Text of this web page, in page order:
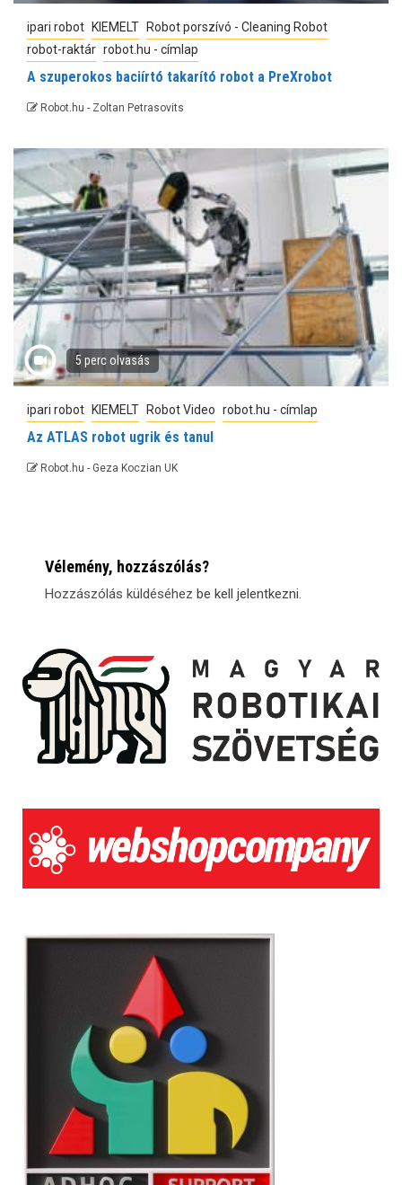
ipari robot KIEMELT
Robot porszívó - Cleaning Robot
robot-raktár robot.hu - címlap
A szuperokos baciírtó takarító robot a PreXrobot
Robot.hu - Zoltan Petrasovits
5 perc olvasás
ipari robot KIEMELT Robot Video robot.hu - címlap
Az ATLAS robot ugrik és tanul
Robot.hu - Geza Koczian UK
Vélemény, hozzászólás?
Hozzászólás küldéséhez be kell jelentkezni.